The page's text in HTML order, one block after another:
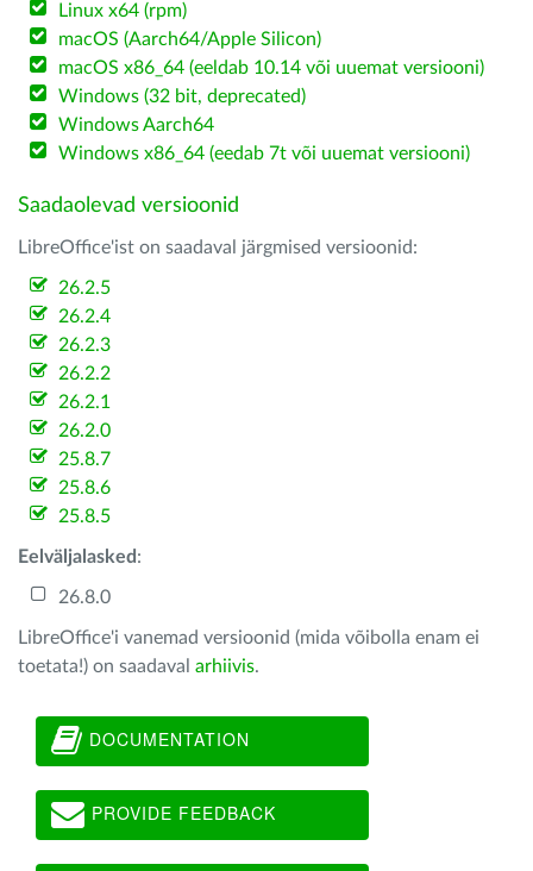
Linux x64 (rpm)
macOS (Aarch64/Apple Silicon)
macOS x86_64 (eeldab 10.14 või uuemat versiooni)
Windows (32 bit, deprecated)
Windows Aarch64
Windows x86_64 (eedab 7t või uuemat versiooni)
Saadaolevad versioonid
LibreOffice'ist on saadaval järgmised versioonid:
26.2.5
26.2.4
26.2.3
26.2.2
26.2.1
26.2.0
25.8.7
25.8.6
25.8.5
Eelväljalasked :
26.8.0
LibreOffice'i vanemad versioonid (mida võibolla enam ei
toetata!) on saadaval arhiivis.
DOCUMENTATION
PROVIDE FEEDBACK